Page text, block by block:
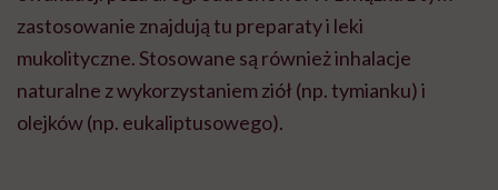
zastosowanie znajdują tu preparaty i leki
mukolityczne. Stosowane są również inhalacje
naturalne z wykorzystaniem ziół (np. tymianku) i
olejków (np. eukaliptusowego).